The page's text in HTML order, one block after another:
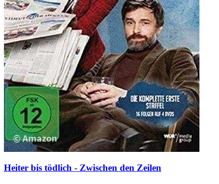
Heiter bis tödlich - Zwischen den Zeilen